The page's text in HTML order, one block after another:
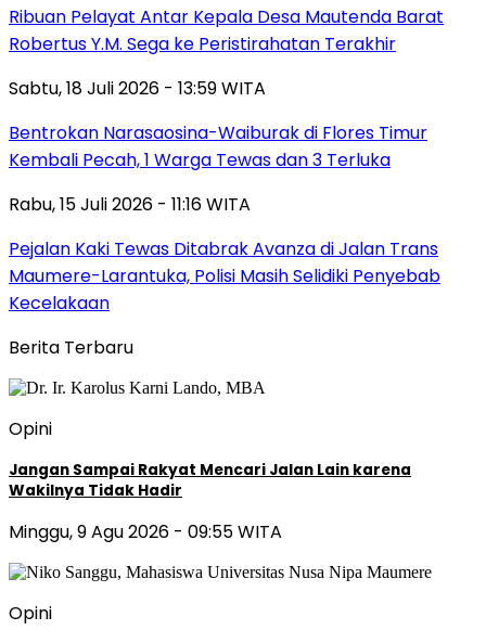
Ribuan Pelayat Antar Kepala Desa Mautenda Barat
Robertus Y.M. Sega ke Peristirahatan Terakhir
Sabtu, 18 Juli 2026 - 13:59 WITA
Bentrokan Narasaosina-Waiburak di Flores Timur
Kembali Pecah, 1 Warga Tewas dan 3 Terluka
Rabu, 15 Juli 2026 - 11:16 WITA
Pejalan Kaki Tewas Ditabrak Avanza di Jalan Trans
Maumere-Larantuka, Polisi Masih Selidiki Penyebab
Kecelakaan
Berita Terbaru
Opini
Jangan Sampai Rakyat Mencari Jalan Lain karena
Wakilnya Tidak Hadir
Minggu, 9 Agu 2026 - 09:55 WITA
Opini